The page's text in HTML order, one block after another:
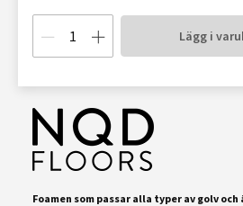
Lägg i
Foamen som passar alla typer av golv